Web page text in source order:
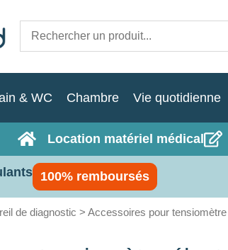
& WC Chambre Vie quotidienne
Location matériel médical
100% remboursés
de diagnostic > Accessoires pour